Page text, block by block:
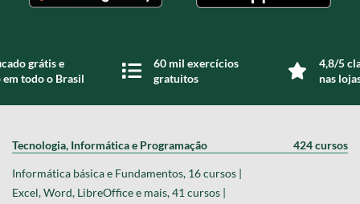
grátis e
todo o Brasil
60 mil exercícios
gratuitos
4,8/5
nas
Tecnologia, Informática e Programação 424 cursos
Informática básica e Fundamentos, 16 cursos |
Excel, Word, LibreOffice e mais, 41 cursos |